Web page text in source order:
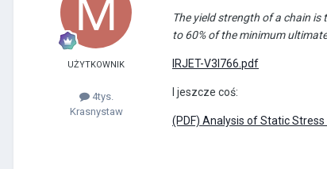
UŻYTKOWNIK
4tys.
Krasnystaw
The yield strength of a chain
to 60% of the minimum
IRJET-V3I766.pdf
I jeszcze coś:
(PDF) Analysis of Static